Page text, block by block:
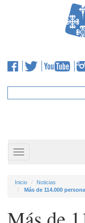
Toggle
navigation
Inicio
Noticias
Más de 114.000